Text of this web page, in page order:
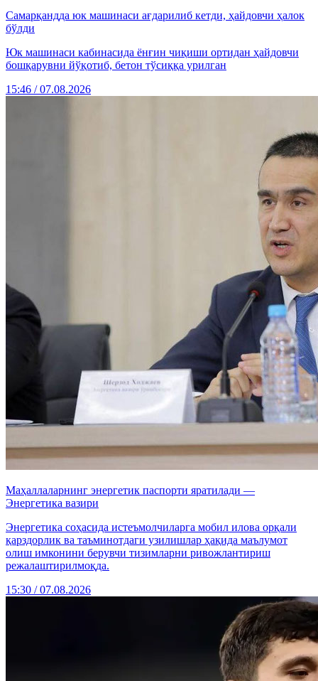
Самарқандда юк машинаси ағдарилиб кетди, ҳайдовчи ҳалок
бўлди
Юк машинаси кабинасида ёнғин чиқиши ортидан ҳайдовчи
бошқарувни йўқотиб, бетон тўсиққа урилган
15:46 / 07.08.2026
Маҳаллаларнинг энергетик паспорти яратилади —
Энергетика вазири
Энергетика соҳасида истеъмолчиларга мобил илова орқали
қарздорлик ва таъминотдаги узилишлар ҳақида маълумот
олиш имконини берувчи тизимларни ривожлантириш
режалаштирилмоқда.
15:30 / 07.08.2026